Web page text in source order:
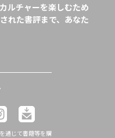
ルチャーを楽しむため
れた書評まで、あなた
通じて書籍等を購